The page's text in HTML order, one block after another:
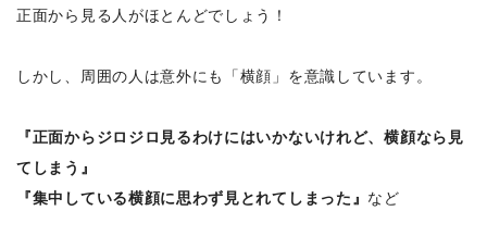
正面から見る人がほとんどでしょう！
しかし、周囲の人は意外にも「横顔」を意識しています。
『正面からジロジロ見るわけにはいかないけれど、横顔なら見
てしまう』
『集中している横顔に思わず見とれてしまった』 など